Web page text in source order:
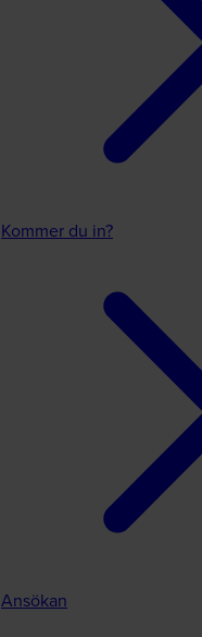
Kommer du in?
Ansökan